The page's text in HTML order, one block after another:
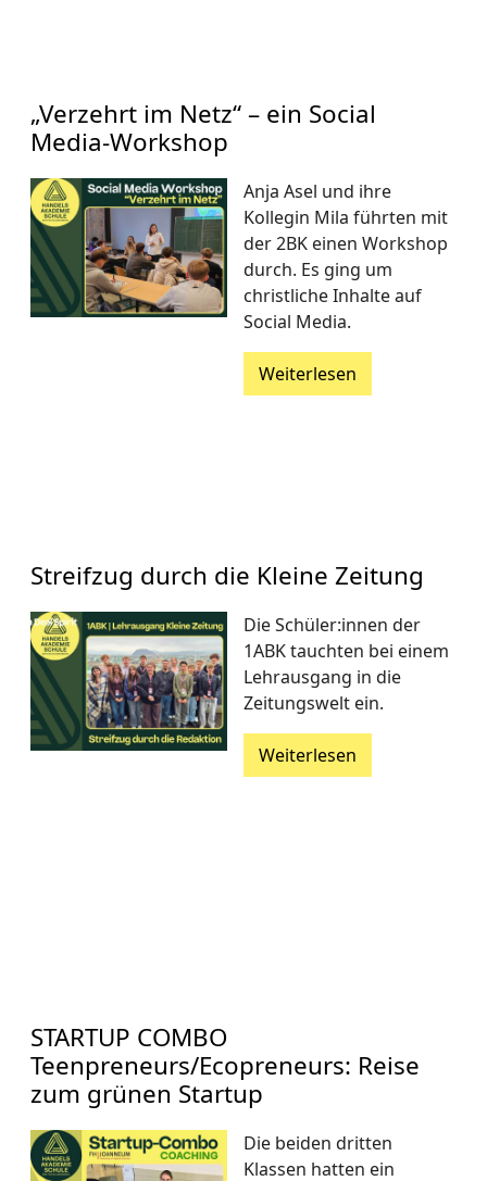
„Verzehrt im Netz“ – ein Social
Media-Workshop
Anja Asel und ihre
Kollegin Mila führten mit
der 2BK einen Workshop
durch. Es ging um
christliche Inhalte auf
Social Media.
Weiterlesen
Streifzug durch die Kleine Zeitung
Die Schüler:innen der
1ABK tauchten bei einem
Lehrausgang in die
Zeitungswelt ein.
Weiterlesen
STARTUP COMBO
Teenpreneurs/Ecopreneurs: Reise
zum grünen Startup
Die beiden dritten
Klassen hatten ein